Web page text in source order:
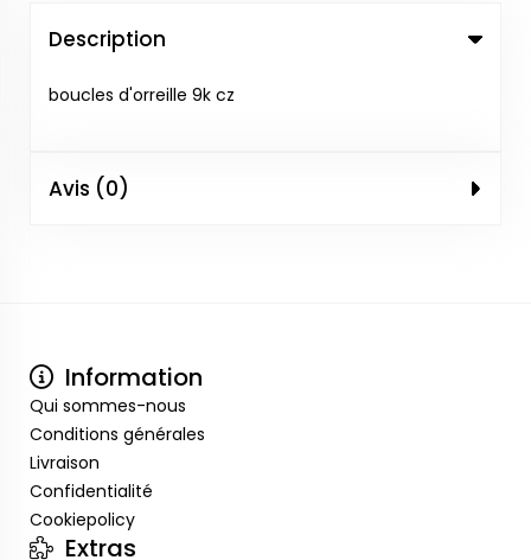
Description
boucles d'orreille 9k cz
Avis (0)
Information
Qui sommes-nous
Conditions générales
Livraison
Confidentialité
Cookiepolicy
Extras